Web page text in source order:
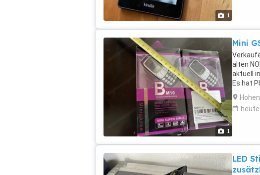
1
und
1
Mini
alten
aktuell
Es hat
drauf
Gadget
LED